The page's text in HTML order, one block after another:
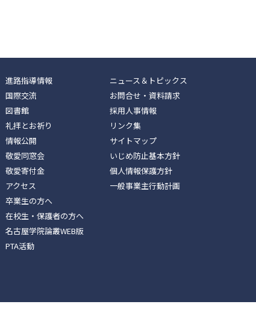
進路指導情報
国際交流
図書館
礼拝とお祈り
情報公開
敬愛同窓会
敬愛寄付金
アクセス
卒業生の方へ
在校生・保護者の方へ
名古屋学院論叢WEB版
PTA活動
ニュース＆トピックス
お問合せ・資料請求
採用人事情報
リンク集
サイトマップ
いじめ防止基本方針
個人情報保護方針
一般事業主行動計画